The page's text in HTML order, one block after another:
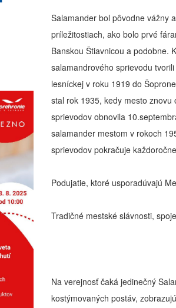
Salamander bol pôvodne vážny
príležitostiach, ako bolo prvé
Banskou Štiavnicou a podobne.
salamandrového sprievodu
lesníckej v roku 1919 do
stal rok 1935, kedy mesto
sprievodov obnovila
salamander mestom v rokoch
sprievodov pokračuje
Podujatie, ktoré usporadúvajú
Tradičné mestské slávnosti,
Na verejnosť čaká jedinečný
kostýmovaných postáv,